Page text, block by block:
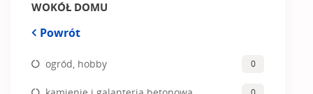
WOKÓŁ DOMU
Powrót
ogród, hobby 0